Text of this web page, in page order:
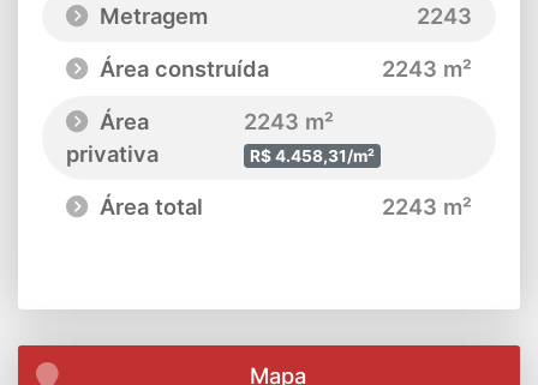
Metragem
2243
Área construída
2243 m²
Área
privativa
2243 m²
R$ 4.458,31/m²
Área total 2243 m²
Mapa